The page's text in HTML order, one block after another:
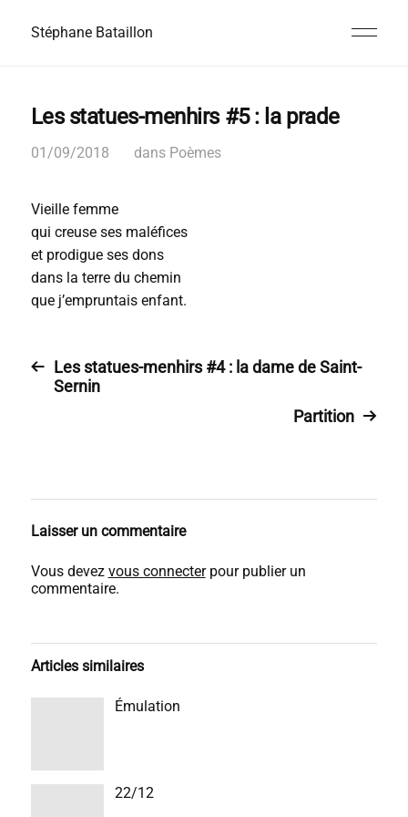
Stéphane Bataillon
Les statues-menhirs #5 : la prade
01/09/2018 dans Poèmes
Vieille femme
qui creuse ses maléfices
et prodigue ses dons
dans la terre du chemin
que j’empruntais enfant.
Les statues-menhirs #4 : la dame de Saint-
Sernin
Partition
Laisser un commentaire
Vous devez vous connecterpour publier un
commentaire.
Articles similaires
Émulation
22/12